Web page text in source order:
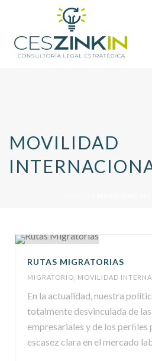
MOVILIDAD
RUTAS MIGRATORIAS
MIGRATORIO MOVILIDAD
En la actualidad, nuestra
totalmente desvinculada de
empresariales y de los perﬁles
escasez clara en el mercado